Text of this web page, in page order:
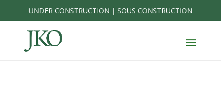
content
UNDER CONSTRUCTION | SOUS CONSTRUCTION